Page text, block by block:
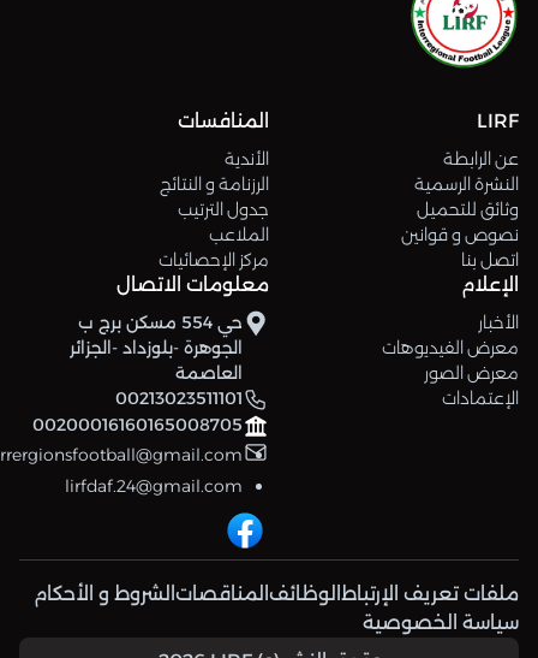
LIRF
عن الرابطة
النشرة الرسمية
وثائق للتحميل
نصوص و قوانين
اتصل بنا
المنافسات
الأندية
الرزنامة و النتائج
جدول الترتيب
الملاعب
مركز الإحصائيات
الإعلام
الأخبار
معرض الفيديوهات
معرض الصور
الإعتمادات
معلومات الاتصال
حي 554 مسكن برج ب
الجوهرة -بلوزداد -الجزائر
العاصمة
00213023511101
00200016160165008705
lirfdaf.24@gmail.com
ملفات تعريف الإرتباط الوظائف المناقصات الشروط و الأحكام
سياسة الخصوصية